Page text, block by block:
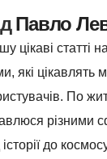
Павло
цікаві статті на
які цікавлять
По
різними
історії до